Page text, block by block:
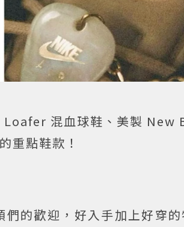
Loafer 混血球鞋、美製 New
重點鞋款！
的歡迎，好入手加上好穿